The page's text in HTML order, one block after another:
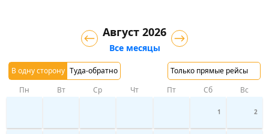
В одну сторону Туда-обратно Только прямые рейсы
Август 2026
Все месяцы
Пн Вт Ср Чт Пт Сб Вс
1 2